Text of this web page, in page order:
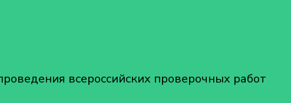
всероссийских проверочных работ